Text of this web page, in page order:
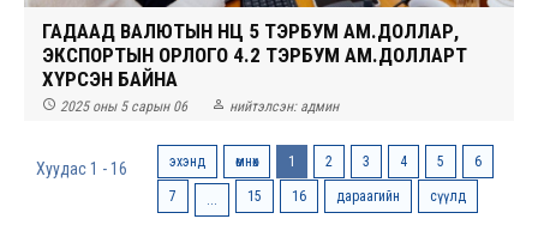
ГАДААД ВАЛЮТЫН НӨӨЦ 5 ТЭРБУМ АМ.ДОЛЛАР,
ЭКСПОРТЫН ОРЛОГО 4.2 ТЭРБУМ АМ.ДОЛЛАРТ
ХҮРСЭН БАЙНА
 2025 оны 5 сарын 06  нийтэлсэн: админ
Хуудас 1 - 16 эхэнд өмнөх 1 2 3 4 5 6
7 ... 15 16 дараагийн сүүлд